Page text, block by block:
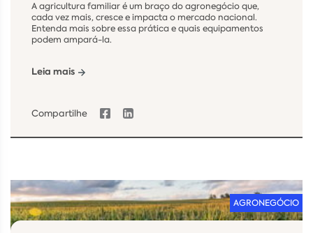
A agricultura familiar é um braço do agronegócio que,
cada vez mais, cresce e impacta o mercado nacional.
Entenda mais sobre essa prática e quais equipamentos
podem ampará-la.
Leia mais
Compartilhe
AGRONEGÓCIO